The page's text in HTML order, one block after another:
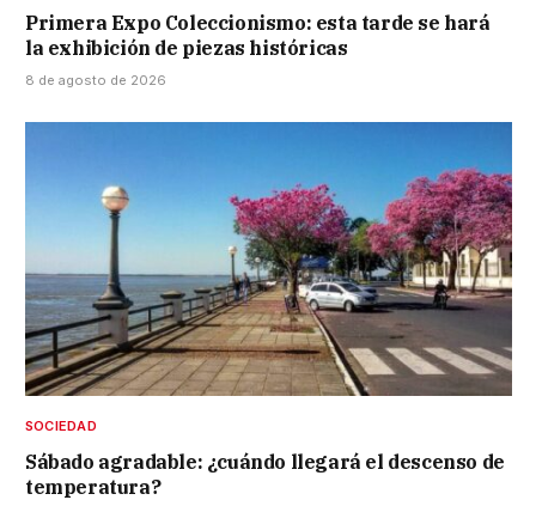
Primera Expo Coleccionismo: esta tarde se hará
la exhibición de piezas históricas
8 de agosto de 2026
SOCIEDAD
Sábado agradable: ¿cuándo llegará el descenso de
temperatura?